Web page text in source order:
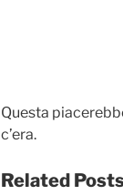
Questa
c’era.
Related